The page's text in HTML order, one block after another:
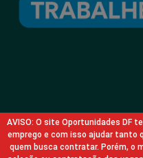
AVISO: O site Oportunidades DF
emprego e com isso ajudar tanto
quem busca contratar. Porém, o